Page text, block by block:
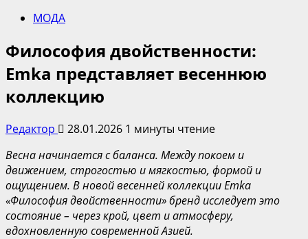
МОДА
Философия двойственности:
Emka представляет весеннюю
коллекцию
Редактор 28.01.2026 1 минуты чтение
Весна начинается с баланса. Между покоем и
движением, строгостью и мягкостью, формой и
ощущением. В новой весенней коллекции Emka
«Философия двойственности» бренд исследует это
состояние – через крой, цвет и атмосферу,
вдохновленную современной Азией.